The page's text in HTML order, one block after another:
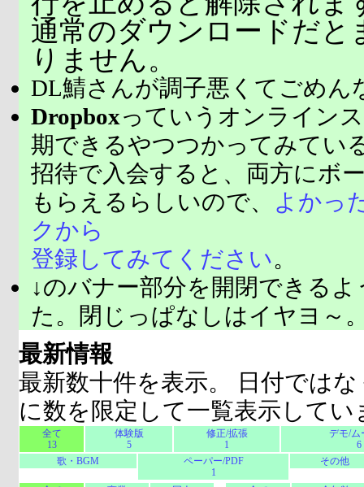
通常のダウンロードだと
りません。
DL鯖さんが調子悪くてごめん
Dropboxっていうオンライン
期できるやつつかってみてい
招待で入会すると、両方にボ
もらえるらしいので、
よかっ
クから
登録してみてください。
↓のバナー部分を開閉できる
た。閉じっぱなしはイヤヨ～
最新情報
最新数十件を表示。 日付では
に数を限定して一覧表示してい
全て
13
体験版
5
修正/拡張
1
デモ/ム
6
歌・BGM
ペーパー/PDF
1
その他